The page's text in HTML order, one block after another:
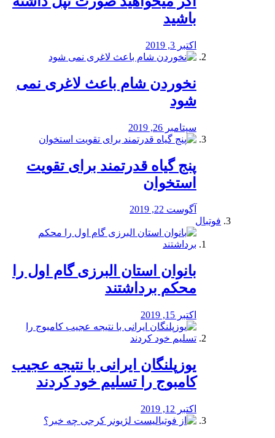
باشید
اکتبر 3, 2019
نخوردن شام باعث لاغری نمی
‌شود
سپتامبر 26, 2019
پنج گیاه قدرتمند برای تقویت
استخوان
آگوست 22, 2019
فوتبال
بانوان استان البرزی گام اول را
محكم برداشتند
اکتبر 15, 2019
یوزپلنگان ایرانی با نتیجه عجیب
کامبوج را تسلیم خود کردند
اکتبر 12, 2019